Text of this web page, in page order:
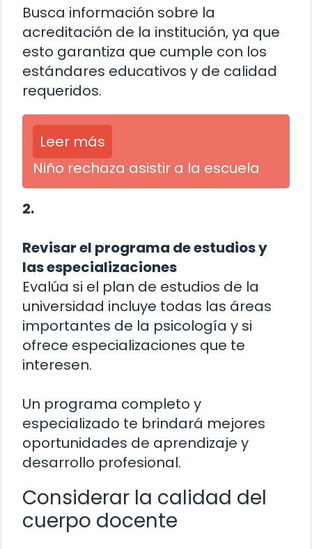
Busca información sobre la
acreditación de la institución, ya que
esto garantiza que cumple con los
estándares educativos y de calidad
requeridos.
Leer más
Niño rechaza asistir a la escuela
2.
Revisar el programa de estudios y
las especializaciones
Evalúa si el plan de estudios de la
universidad incluye todas las áreas
importantes de la psicología y si
ofrece especializaciones que te
interesen.
Un programa completo y
especializado te brindará mejores
oportunidades de aprendizaje y
desarrollo profesional.
Considerar la calidad del
cuerpo docente